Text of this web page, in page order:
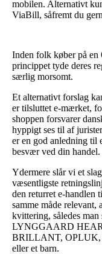
mobilen. Alternativt
ViaBill, såfremt du
Inden folk køber på en
princippet tyde deres
særlig morsomt.
Et alternativt forslag
er tilsluttet e-mærket,
shoppen forsvarer
hyppigt ses til af
er en god anledning til
besvær ved din handel.
Ydermere slår vi et
væsentligste
den returret e-handlen
samme måde relevant,
kvittering, således
LYNGGAARD
BRILLANT, OPLUK,
eller et barn.